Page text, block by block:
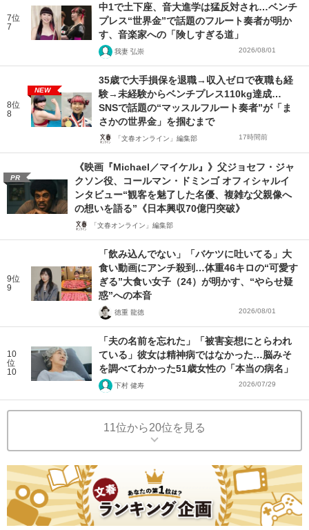
7位
7
中1で土下座、音大進学は猛反対され…ベンチ
プレス“世界金”で話題のフルート奏者が明か
す、音楽家への「険しすぎる道」
我妻 弘崇 2026/08/01
8位
8
NEW
35歳で大手損保を退職→収入ゼロで夜職も経
験→未経験からベンチプレス110kg達成…
SNSで話題の“マッスルフルート奏者”が「ま
さかの世界金」を掴むまで
「文春オンライン」編集部 17時間前
PR
《映画『Michael／マイケル』》父ジョセフ・ジャ
クソン役、コールマン・ドミンゴ オフィシャルイ
ンタビュー“観客を魅了した名優、複雑な父親像へ
の想いを語る”《日本興収70億円突破》
「文春オンライン」編集部
9位
9
「飲み込んでない」「バケツに吐いてる」大
食い動画にアンチ殺到…体重46キロの“可愛す
ぎる”大食い女子（24）が明かす、“やらせ疑
惑”への本音
徳重 龍徳 2026/08/01
10
位
10
「夫の名前を忘れた」「被害妄想にとらわれ
ている」彼女は精神病ではなかった…脳みそ
を調べてわかった51歳女性の「本当の病名」
下村 健寿 2026/07/29
11位から20位を見る